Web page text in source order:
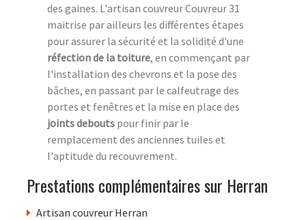
des gaines. L'artisan couvreur Couvreur 31
maitrise par ailleurs les différentes étapes
pour assurer la sécurité et la solidité d'une
réfection de la toiture, en commençant par
l'installation des chevrons et la pose des
bâches, en passant par le calfeutrage des
portes et fenêtres et la mise en place des
joints debouts pour finir par le
remplacement des anciennes tuiles et
l'aptitude du recouvrement.
Prestations complémentaires sur Herran
Artisan couvreur Herran